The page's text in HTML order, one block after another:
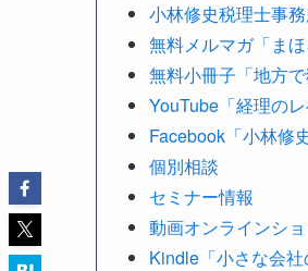
小林修史税理士事
無料メルマガ「まほ
無料小冊子「地方
YouTube「経理の
Facebook「小林修史
個別相談
セミナー情報
動画オンラインシ
Kindle「小さな会社